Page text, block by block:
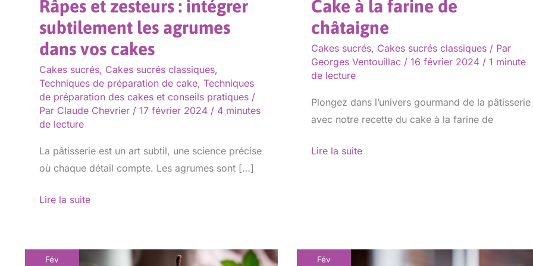
Râpes et zesteurs : intégrer
subtilement les agrumes
dans vos cakes
Cakes sucrés, Cakes sucrés classiques,
Techniques de préparation de cake, Techniques
de préparation des cakes et conseils pratiques /
Par Claude Chevrier / 17 février 2024 / 4 minutes
de lecture
La pâtisserie est un art subtil, une science précise
où chaque détail compte. Les agrumes sont […]
cakes
Lire la suite
Cake à la farine de
châtaigne
Cakes sucrés, Cakes sucrés classiques / Par
Georges Ventouillac / 16 février 2024 / 1 minute
de lecture
Plongez dans l’univers gourmand de la pâtisserie
avec notre recette du cake à la farine de
Lire la suite
Fév Fév